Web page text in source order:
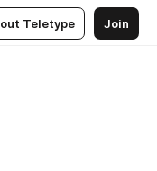
Teletype Join